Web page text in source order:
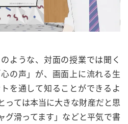
ような、対面の授業では聞く
の声」が、画面上に流れる生
を通して知ることができるよ
っては本当に大きな財産だと思
グ滑ってます」などと平気で書